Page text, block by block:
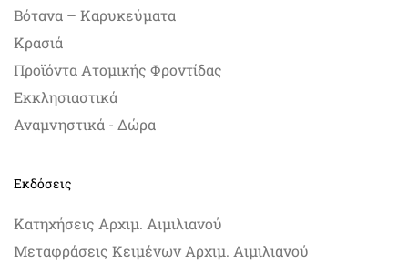
Βότανα – Καρυκεύματα
Κρασιά
Προϊόντα Ατομικής Φροντίδας
Εκκλησιαστικά
Αναμνηστικά - Δώρα
Εκδόσεις
Κατηχήσεις Αρχιμ. Αιμιλιανού
Μεταφράσεις Κειμένων Αρχιμ. Αιμιλιανού